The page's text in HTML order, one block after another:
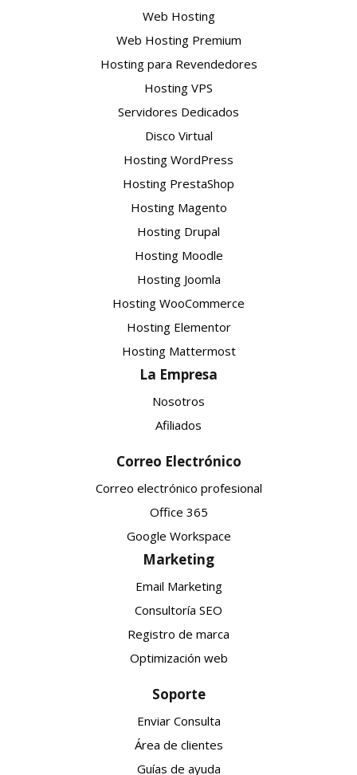
Web Hosting
Web Hosting Premium
Hosting para Revendedores
Hosting VPS
Servidores Dedicados
Disco Virtual
Hosting WordPress
Hosting PrestaShop
Hosting Magento
Hosting Drupal
Hosting Moodle
Hosting Joomla
Hosting WooCommerce
Hosting Elementor
Hosting Mattermost
La Empresa
Nosotros
Afiliados
Correo Electrónico
Correo electrónico profesional
Office 365
Google Workspace
Marketing
Email Marketing
Consultoría SEO
Registro de marca
Optimización web
Soporte
Enviar Consulta
Área de clientes
Guías de ayuda